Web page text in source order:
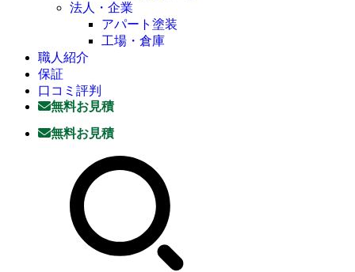
法人・企業
アパート塗装
工場・倉庫
職人紹介
保証
口コミ評判
無料お見積
無料お見積